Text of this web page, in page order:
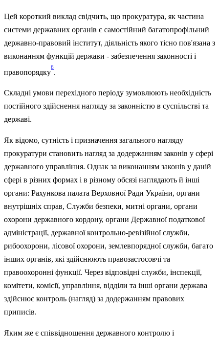
Цей короткий виклад свідчить, що прокуратура, як частина
системи державних органів є самостійний багатопрофільний
державно-правовий інститут, діяльність якого тісно пов'язана з
виконанням функцій держави - забезпечення законності і
правопорядку
6
.
Складні умови перехідного періоду зумовлюють необхідність
постійного здійснення нагляду за законністю в суспільстві та
державі.
Як відомо, сутність і призначення загального нагляду
прокуратури становить нагляд за додержанням законів у сфері
державного управління. Однак за виконанням законів у даній
сфері в різних формах і в різному обсязі наглядають й інші
органи: Рахункова палата Верховної Ради України, органи
внутрішніх справ, Служби безпеки, митні органи, органи
охорони державного кордону, органи Державної податкової
адміністрації, дер­жавної контрольно-ревізійної служби,
рибоохорони, лісової охорони, землевпорядної служби, багато
інших органів, які здійснюють правозастосовчі та
правоохоронні функції. Через відповідні служби, інспекції,
комітети, комісії, управління, відділи та інші органи держава
здійснює контроль (нагляд) за додержанням правових
приписів.
Яким же є співвідношення державного контролю і